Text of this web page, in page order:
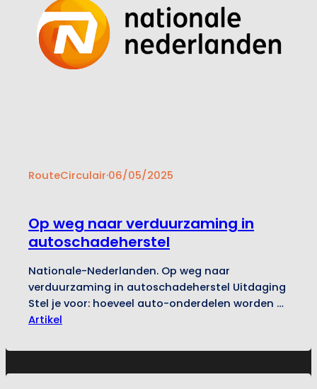
RouteCirculair·06/05/2025
Op weg naar verduurzaming in
autoschadeherstel
Nationale-Nederlanden. Op weg naar
verduurzaming in autoschadeherstel Uitdaging
Stel je voor: hoeveel auto-onderdelen worden er
jaarlijks vervangen? En wat als we die berg aan
Nationale-Nederlanden stelde zichzelf precies
Artikel